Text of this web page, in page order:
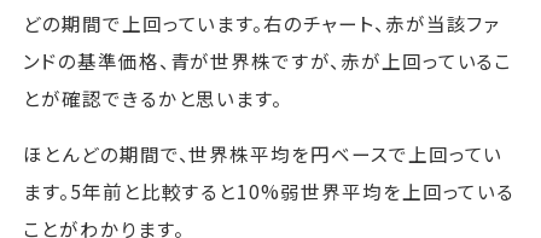
どの期間で上回っています。右のチャート、赤が当該ファ
ンドの基準価格、青が世界株ですが、赤が上回っているこ
とが確認できるかと思います。
ほとんどの期間で、世界株平均を円ベースで上回ってい
ます。5年前と比較すると10%弱世界平均を上回っている
ことがわかります。